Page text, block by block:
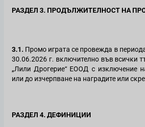
РАЗДЕЛ 3. ПРОДЪЛЖИТЕЛНОСТ НА
3.1. Промо играта се провежда в
30.06.2026 г. включително във всички
„Лили Дрогерие“ ЕООД с изключение
или до изчерпване на наградите или
РАЗДЕЛ 4. ДЕФИНИЦИИ